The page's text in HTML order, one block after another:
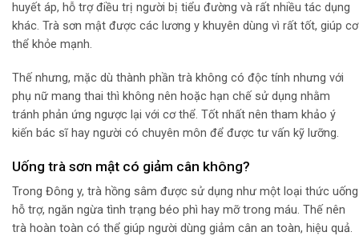
huyết áp, hỗ trợ điều trị người bị tiểu đường và rất nhiều tác dụng
khác. Trà sơn mật được các lương y khuyên dùng vì rất tốt, giúp cơ
thể khỏe mạnh.
Thế nhưng, mặc dù thành phần trà không có độc tính nhưng với
phụ nữ mang thai thì không nên hoặc hạn chế sử dụng nhằm
tránh phản ứng ngược lại với cơ thể. Tốt nhất nên tham khảo ý
kiến bác sĩ hay người có chuyên môn để được tư vấn kỹ lưỡng.
Uống trà sơn mật có giảm cân không?
Trong Đông y, trà hồng sâm được sử dụng như một loại thức uống
hỗ trợ, ngăn ngừa tình trạng béo phì hay mỡ trong máu. Thế nên
trà hoàn toàn có thể giúp người dùng giảm cân an toàn, hiệu quả.